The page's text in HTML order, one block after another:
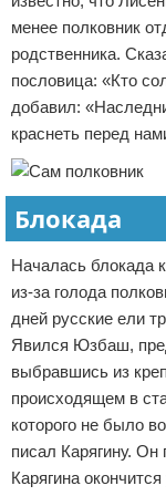
менее полковник
родственника.
пословица: «Кто
добавил:
краснеть перед
Блокада
Началась блокада
из-за голода
дней русские ели
Явился Юзбаш,
выбравшись из
происходящем в
которого не было
писал Карягину. Он
Карягина